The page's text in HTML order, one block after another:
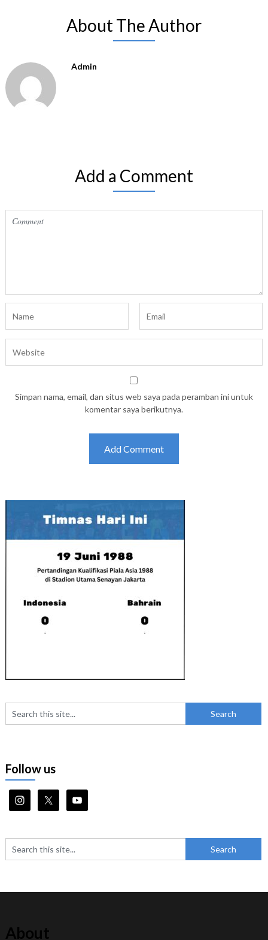
About The Author
Admin
Add a Comment
Simpan nama, email, dan situs web saya pada peramban ini untuk
komentar saya berikutnya.
Follow us
About